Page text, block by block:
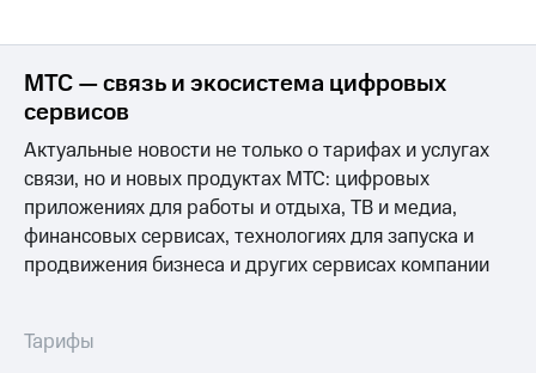
ТВ
Перейти
в МТС
номером
Поддержка
и подписки
МТС
и многое
другое
Семейная
группа
Скидка
на тарифы,
общие
подписки
и услуги,
МТС — связь и экосистема цифровых
сервисов
Актуальные новости не только о тарифах и услугах
связи, но и новых продуктах МТС: цифровых
приложениях для работы и отдыха, ТВ и медиа,
финансовых сервисах, технологиях для запуска и
продвижения бизнеса и других сервисах компании
Тарифы